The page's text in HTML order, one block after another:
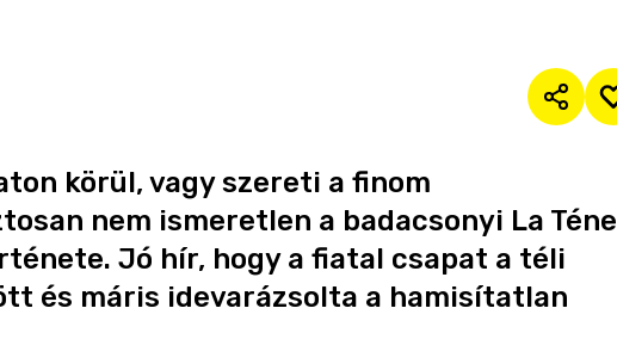
körül, vagy szereti a finom
nem ismeretlen a badacsonyi La Téne
Jó hír, hogy a fiatal csapat a téli
és máris idevarázsolta a hamisítatlan